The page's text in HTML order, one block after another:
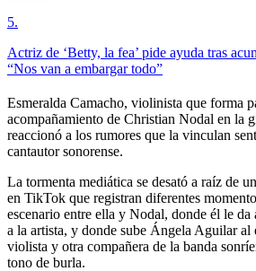
5.
Actriz de ‘Betty, la fea’ pide ayuda tras
“Nos van a embargar todo”
Esmeralda Camacho, violinista que forma
acompañamiento de Christian Nodal en la
reaccionó a los rumores que la vinculan
cantautor sonorense.
La tormenta mediática se desató a raíz de
en TikTok que registran diferentes
escenario entre ella y Nodal, donde él le da
a la artista, y donde sube Ángela Aguilar al
violista y otra compañera de la banda
tono de burla.